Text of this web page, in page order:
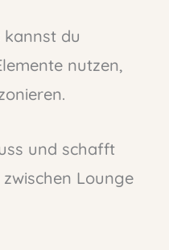
kannst du
nutzen,
und schafft
Lounge